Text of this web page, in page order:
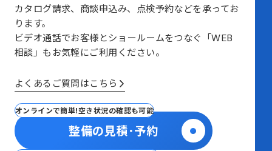
カタログ請求、商談申込み、点検予約などを承ってお
ります。
ビデオ通話でお客様とショールームをつなぐ
「WEB
相談」も お気軽にご利用ください。
よくあるご質問はこちら
オンラインで簡単!空き状況の確認も可能
整備の見積･予約